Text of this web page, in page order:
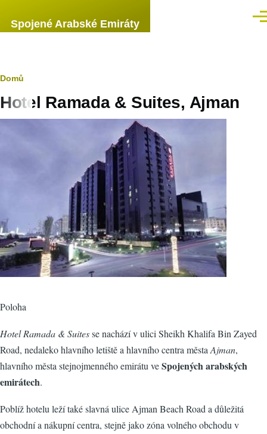
Spojené Arabské Emiráty
Drobečková
navigace
Domů
Hotel Ramada & Suites, Ajman
Poloha
Hotel Ramada & Suitesse nachází v ulici Sheikh Khalifa Bin Zayed
Road, nedaleko hlavního letiště a hlavního centra města Ajman,
hlavního města stejnojmenného emirátu veSpojených arabských
emirátech.
Poblíž hotelu leží také slavná ulice Ajman Beach Road a důležitá
obchodní a nákupní centra, stejně jako zóna volného obchodu v